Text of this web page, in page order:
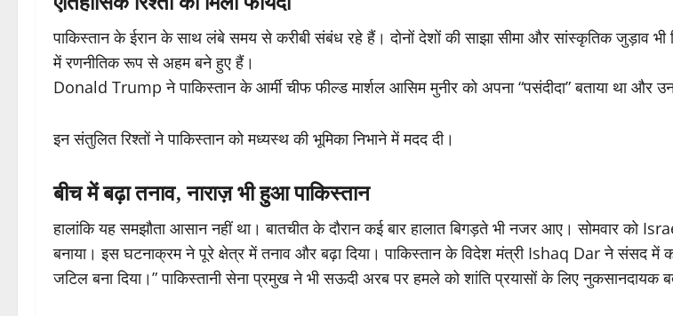
पाकिस्तान के ईरान के साथ लंबे समय से करीबी संबंध रहे हैं। दोनों देशों की साझा सीमा और सांस्कृतिक जुड़ाव भी
में रणनीतिक रूप से अहम बने हुए हैं।
Donald Trump ने पाकिस्तान के आर्मी चीफ फील्ड मार्शल आसिम मुनीर को अपना “पसंदीदा” बताया था और
इन संतुलित रिश्तों ने पाकिस्तान को मध्यस्थ की भूमिका निभाने में मदद दी।
बीच में बढ़ा तनाव, नाराज़ भी हुआ पाकिस्तान
हालांकि यह समझौता आसान नहीं था। बातचीत के दौरान कई बार हालात बिगड़ते भी नजर आए। सोमवार को
बनाया। इस घटनाक्रम ने पूरे क्षेत्र में तनाव और बढ़ा दिया। पाकिस्तान के विदेश मंत्री Ishaq Dar ने संसद
जटिल बना दिया।” पाकिस्तानी सेना प्रमुख ने भी सऊदी अरब पर हमले को शांति प्रयासों के लिए नुकसानदायक